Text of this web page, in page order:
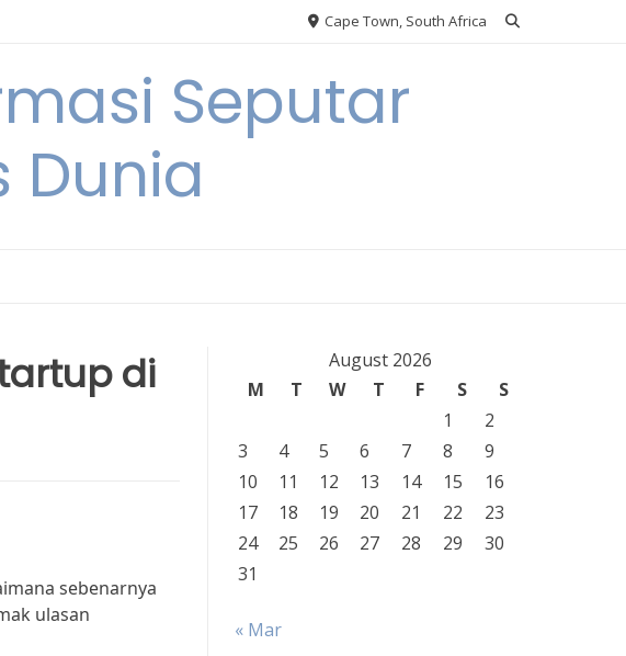
Cape Town, South Africa
Seputar
Dunia
di
sebenarnya
ulasan
August 2026
M
T W T F S
S
1
2
3
4 5 6 7 8
9
10
11 12 13 14 15
16
17
18 19 20 21 22
23
24
25 26 27 28 29
30
31
« Mar